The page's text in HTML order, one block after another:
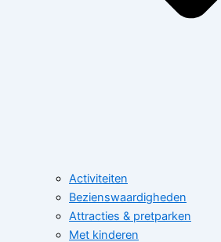
Activiteiten
Bezienswaardigheden
Attracties & pretparken
Met kinderen